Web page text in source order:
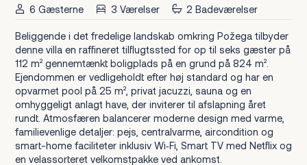
6 Gæsterne 3 Værelser 2 Badeværelser
Beliggende i det fredelige landskab omkring Požega tilbyder
denne villa en raffineret tilflugtssted for op til seks gæster på
112 m² gennemtænkt boligplads på en grund på 824 m².
Ejendommen er vedligeholdt efter høj standard og har en
opvarmet pool på 25 m², privat jacuzzi, sauna og en
omhyggeligt anlagt have, der inviterer til afslapning året
rundt. Atmosfæren balancerer moderne design med varme,
familievenlige detaljer: pejs, centralvarme, aircondition og
smart-home faciliteter inklusiv Wi‑Fi, Smart TV med Netflix og
en velassorteret velkomstpakke ved ankomst.